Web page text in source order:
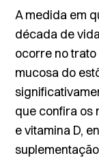
A medida em
década de
ocorre no
mucosa do
que confira os
e vitamina D,